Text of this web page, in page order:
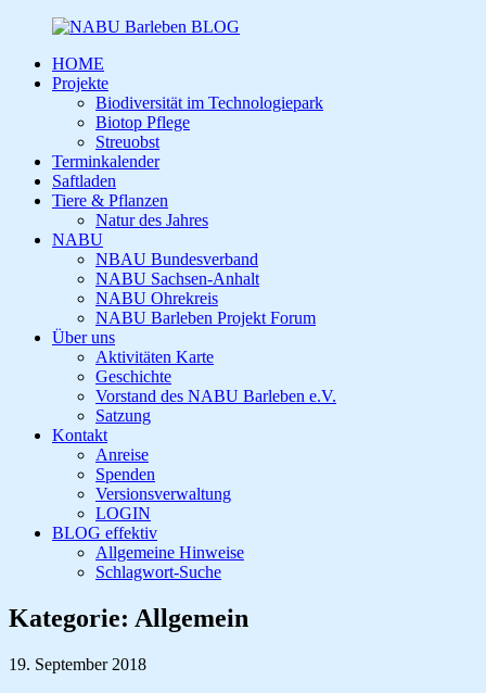
HOME
Projekte
Biodiversität im Technologiepark
Biotop Pflege
Streuobst
Terminkalender
Saftladen
Tiere & Pflanzen
Natur des Jahres
NABU
NBAU Bundesverband
NABU Sachsen-Anhalt
NABU Ohrekreis
NABU Barleben Projekt Forum
Über uns
Aktivitäten Karte
Geschichte
Vorstand des NABU Barleben e.V.
Satzung
Kontakt
Anreise
Spenden
Versionsverwaltung
LOGIN
BLOG effektiv
Allgemeine Hinweise
Schlagwort-Suche
Kategorie: Allgemein
19. September 2018